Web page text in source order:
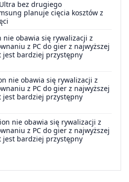
bez drugiego
planuje cięcia kosztów z
nie obawia się rywalizacji z
z PC do gier z najwyższej
jest bardziej przystępny
nie obawia się rywalizacji z
z PC do gier z najwyższej
jest bardziej przystępny
nie obawia się rywalizacji z
z PC do gier z najwyższej
jest bardziej przystępny